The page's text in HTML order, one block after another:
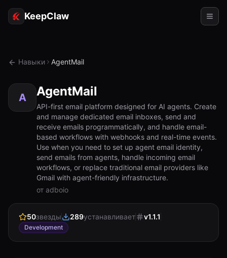
KeepClaw
Доступ к токену
Примеры использования
РЕСУРСЫ
Сравнить
О нас
Навыки AgentMail
A AgentMail
API-first email platform designed for AI agents. Create
and manage dedicated email inboxes, send and
receive emails programmatically, and handle email-
based workflows with webhooks and real-time events.
Use when you need to set up agent email identity,
send emails from agents, handle incoming email
workflows, or replace traditional email providers like
Gmail with agent-friendly infrastructure.
от adboio
50звезды 289устанавливает v1.1.1
Development